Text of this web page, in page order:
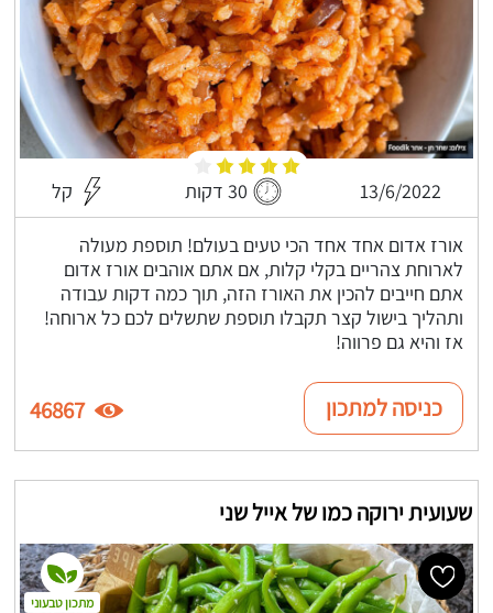
13/6/2022 30 דקות קל
אורז אדום אחד אחד הכי טעים בעולם! תוספת מעולה
לארוחת צהריים בקלי קלות, אם אתם אוהבים אורז אדום
אתם חייבים להכין את האורז הזה, תוך כמה דקות עבודה
ותהליך בישול קצר תקבלו תוספת שתשלים לכם כל ארוחה!
אז והיא גם פרווה!
כניסה למתכון 46867
שעועית ירוקה כמו של אייל שני
מתכון טבעוני